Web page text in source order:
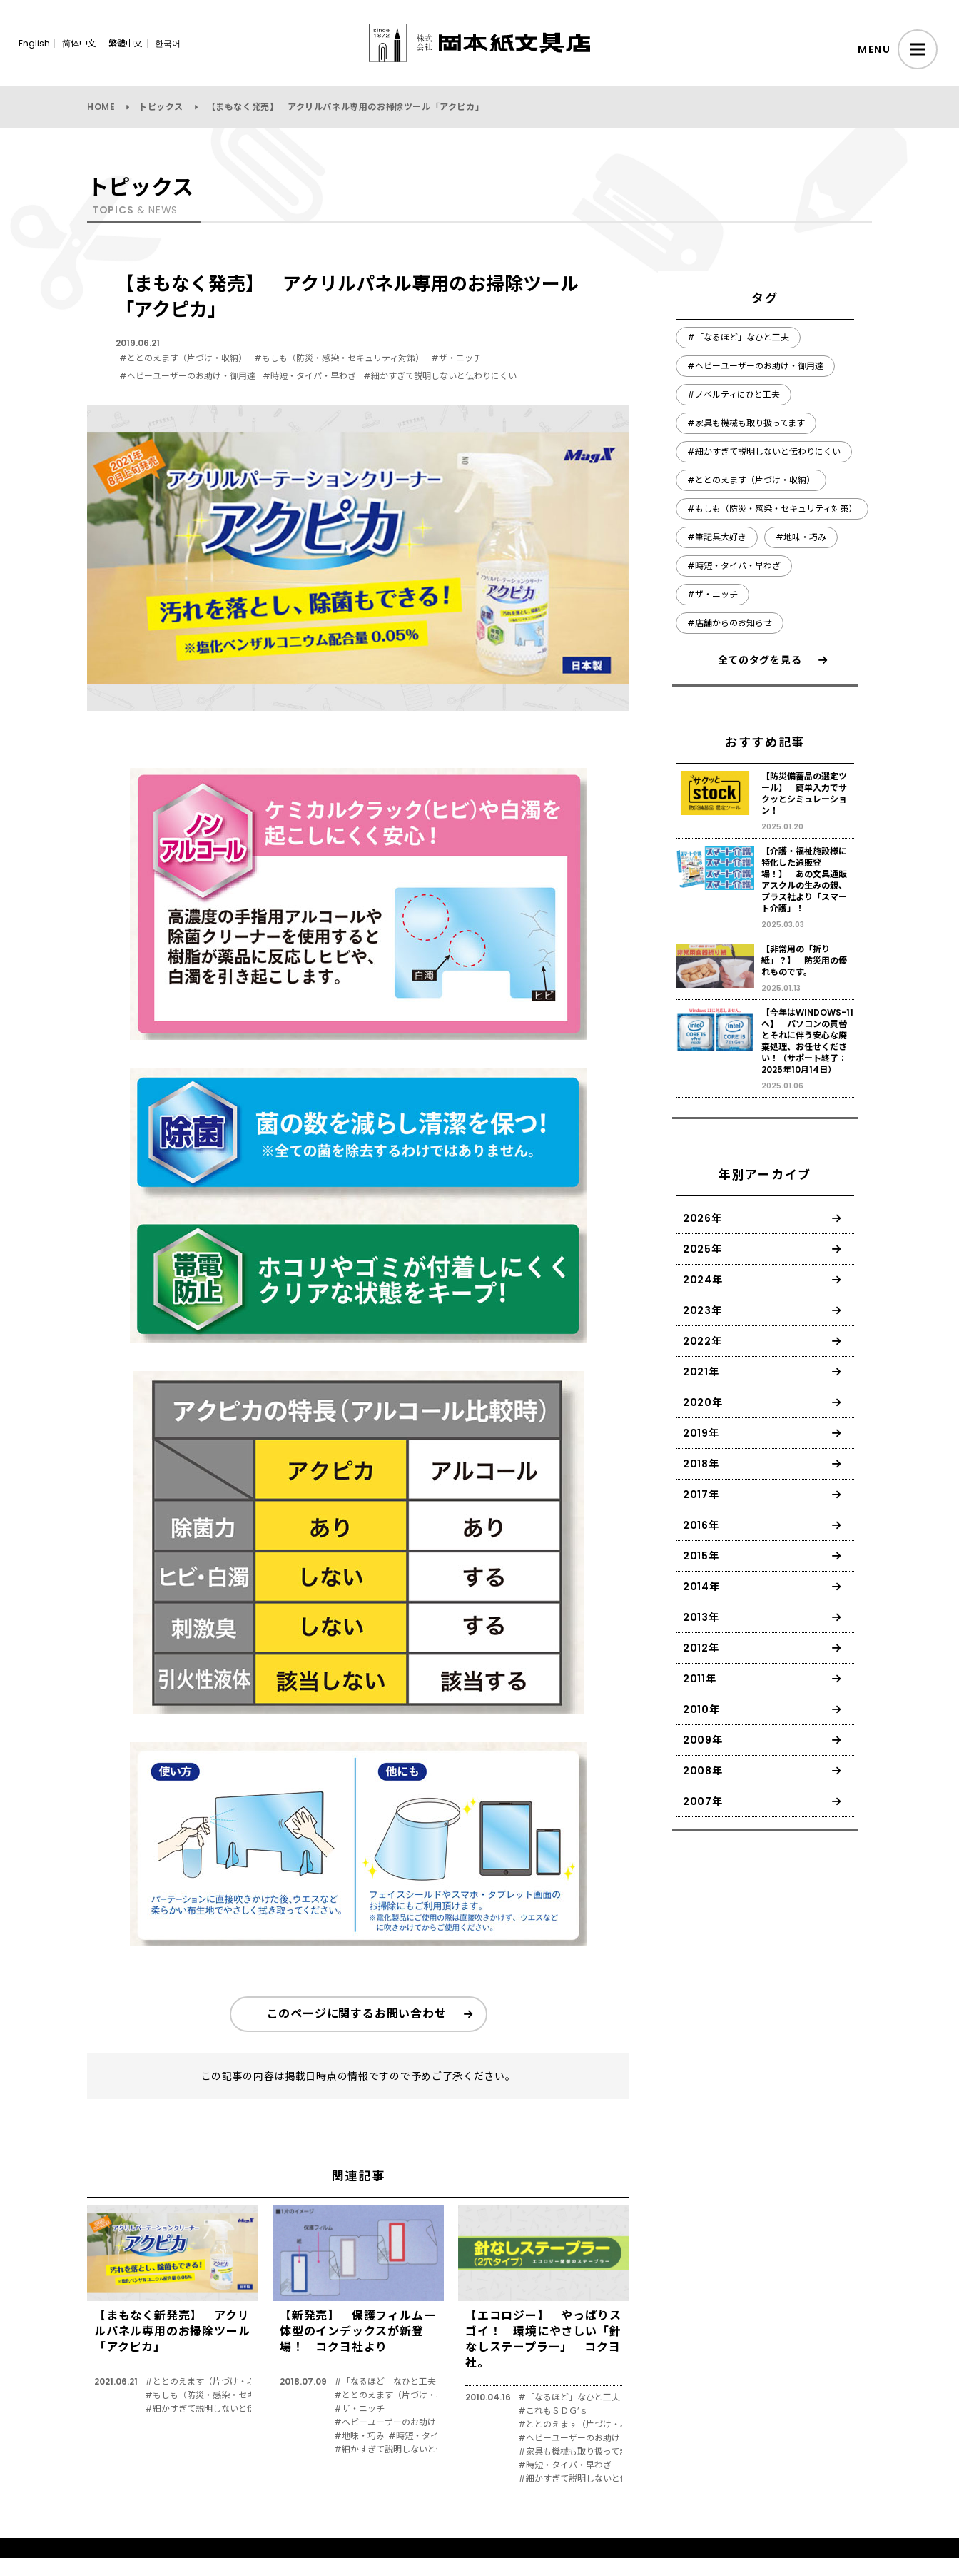
English 简体中文 繁體中文 한국어 MENU
HOME トピックス 【まもなく発売】 アクリルパネル専用のお掃除ツール「アクピカ」
トピックス
TOPICS & NEWS
【まもなく発売】 アクリルパネル専用のお掃除ツール
「アクピカ」
2019.06.21
#ととのえます（片づけ・収納）
#もしも（防災・感染・セキュリティ対策）
#ザ・ニッチ
#ヘビーユーザーのお助け・御用達
#時短・タイパ・早わざ #細かすぎて説明しないと伝わりにくい
このページに関するお問い合わせ
この記事の内容は掲載日時点の情報ですので予めご了承ください。
関連記事
【まもなく新発売】 アクリ
ルパネル専用のお掃除ツール
「アクピカ」
2021.06.21
#ととのえます（片づけ・収納）
#もしも（防災・感染・セキュリティ対策）
#細かすぎて説明しないと伝わりにくい
【新発売】 保護フィルム一
体型のインデックスが新登
場！ コクヨ社より
2018.07.09
#「なるほど」なひと工夫
#ととのえます（片づけ・収納）
#ザ・ニッチ
#ヘビーユーザーのお助け・御用達
#地味・巧み #時短・タイパ・早わざ
#細かすぎて説明しないと伝わりにくい
【エコロジー】 やっぱりス
ゴイ！ 環境にやさしい「針
なしステープラー」 コクヨ
社。
2010.04.16
#「なるほど」なひと工夫
#これもＳＤＧ’ｓ
#ととのえます（片づけ・収納）
#ヘビーユーザーのお助け・御用達
#家具も機械も取り扱ってます
#時短・タイパ・早わざ
#細かすぎて説明しないと伝わりにくい
タグ
#「なるほど」なひと工夫
#ヘビーユーザーのお助け・御用達
#ノベルティにひと工夫
#家具も機械も取り扱ってます
#細かすぎて説明しないと伝わりにくい
#ととのえます（片づけ・収納）
#もしも（防災・感染・セキュリティ対策）
#筆記具大好き #地味・巧み
#時短・タイパ・早わざ
#ザ・ニッチ
#店舗からのお知らせ
全てのタグを見る
おすすめ記事
【防災備蓄品の選定ツ
ール】 簡単入力でサ
クッとシミュレーショ
ン！
2025.01.20
【介護・福祉施設様に
特化した通販登
場！】 あの文具通販
アスクルの生みの親、
プラス社より「スマー
ト介護」！
2025.03.03
【非常用の「折り
紙」？】 防災用の優
れものです。
2025.01.13
【今年はWINDOWS-11
へ】 パソコンの買替
とそれに伴う安心な廃
棄処理、お任せくださ
い！（サポート終了：
2025年10月14日）
2025.01.06
年別アーカイブ
2026年
2025年
2024年
2023年
2022年
2021年
2020年
2019年
2018年
2017年
2016年
2015年
2014年
2013年
2012年
2011年
2010年
2009年
2008年
2007年